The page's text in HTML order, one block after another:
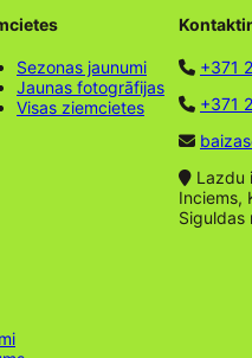
Sezonas jaunumi
Jaunas fotogrāfijas
Visas ziemcietes
+371
+371
Lazdu
Inciems,
Siguldas